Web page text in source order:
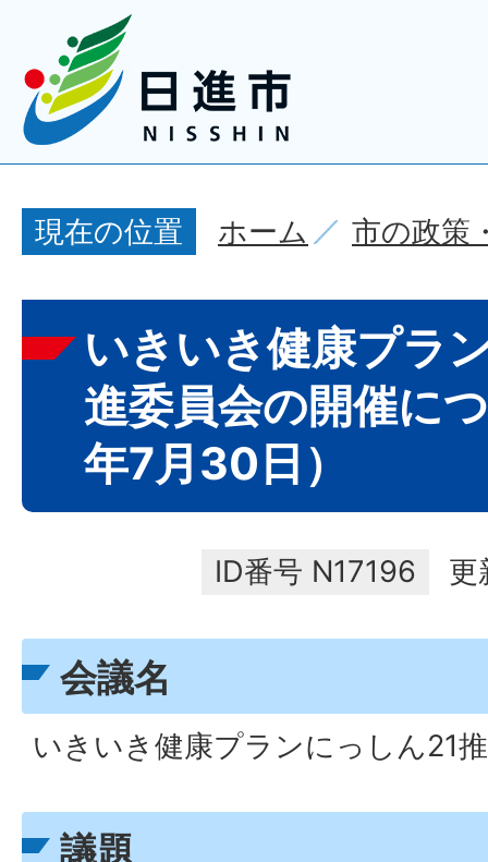
現在の位置 ホーム 市の政策
いきいき健康プラ
進委員会の開催に
年7月30日）
ID番号 N17196 更
会議名
いきいき健康プランにっしん21
議題